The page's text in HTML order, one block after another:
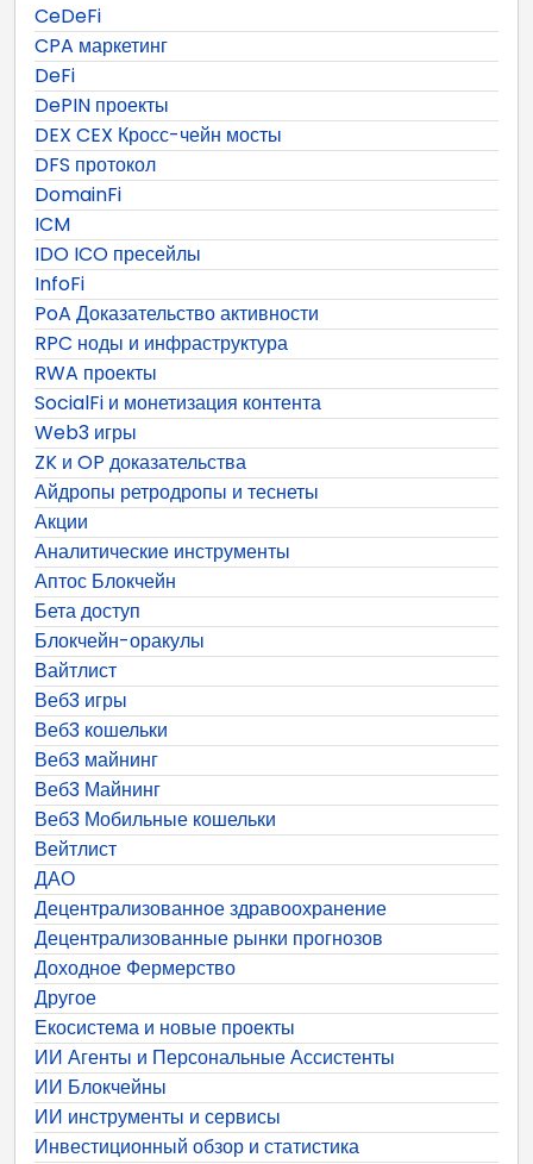
CeDeFi
CPA маркетинг
DeFi
DePIN проекты
DEX CEX Кросс-чейн мосты
DFS протокол
DomainFi
ICM
IDO ICO пресейлы
InfoFi
PoA Доказательство активности
RPC ноды и инфраструктура
RWA проекты
SocialFi и монетизация контента
Web3 игры
ZK и OP доказательства
Айдропы ретродропы и теснеты
Акции
Аналитические инструменты
Аптос Блокчейн
Бета доступ
Блокчейн-оракулы
Вайтлист
Веб3 игры
Веб3 кошельки
Веб3 майнинг
Веб3 Майнинг
Веб3 Мобильные кошельки
Вейтлист
ДАО
Децентрализованное здравоохранение
Децентрализованные рынки прогнозов
Доходное Фермерство
Другое
Екосистема и новые проекты
ИИ Агенты и Персональные Ассистенты
ИИ Блокчейны
ИИ инструменты и сервисы
Инвестиционный обзор и статистика